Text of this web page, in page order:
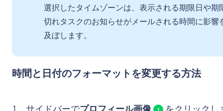
選択したタイムゾーンは、表示される期限日や期
切れタスクのお知らせがメールされる時間に影響
及ぼします。
時間と日付のフォーマットを変更する方法